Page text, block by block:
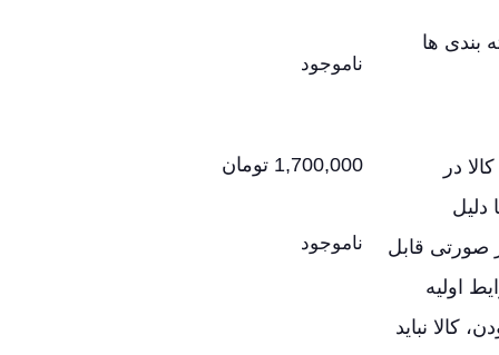
بندی ها
در
دلیل
صورتی قابل
اولیه
کالا نباید
ناموجود
1,700,000 تومان
ناموجود